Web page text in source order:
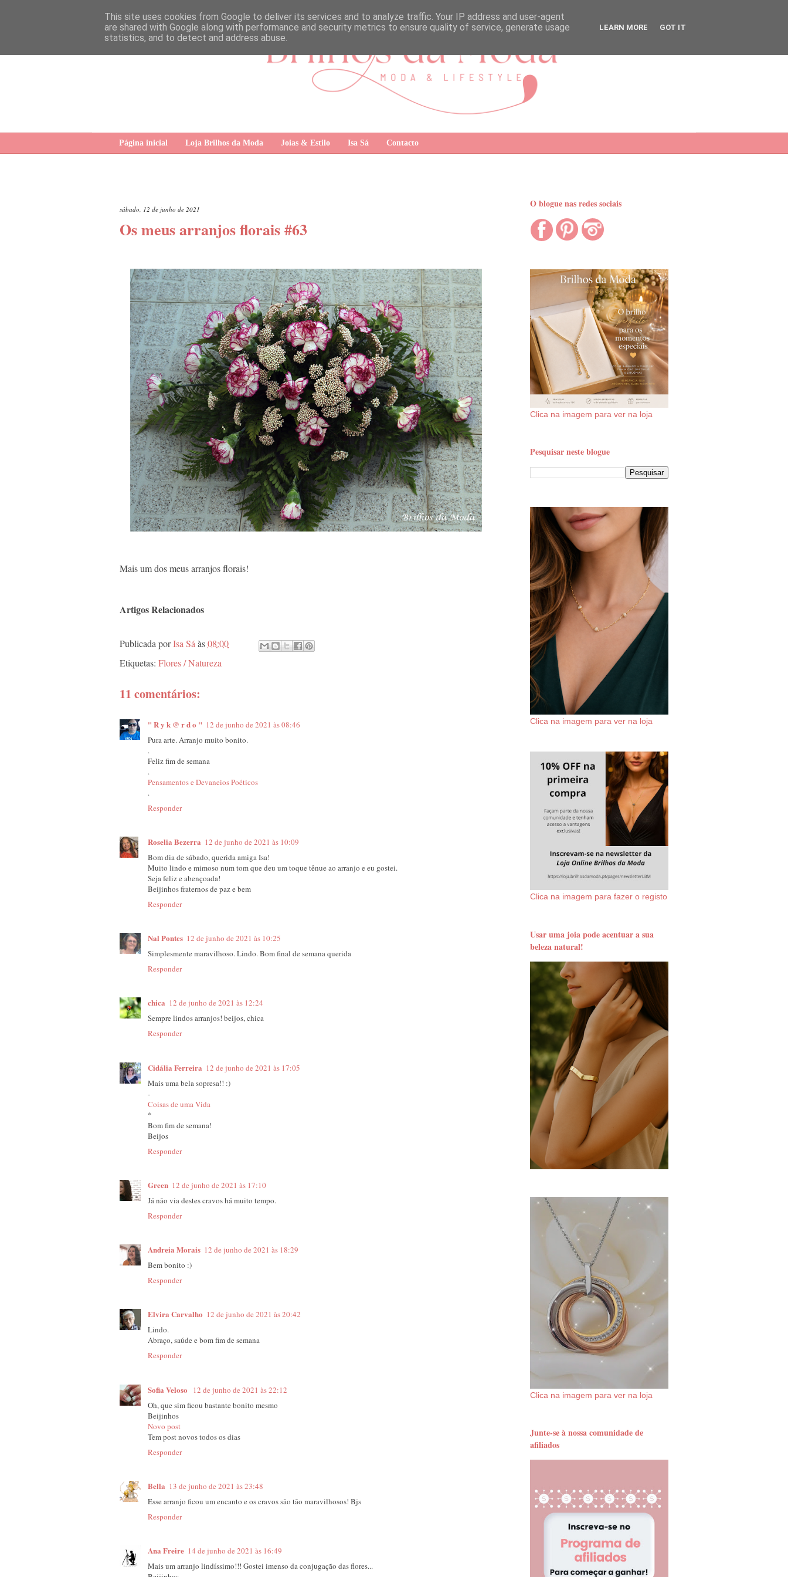
Página inicial Loja Brilhos da Moda Joias & Estilo Isa Sá Contacto
sábado, 12 de junho de 2021
Os meus arranjos florais #63
Mais um dos meus arranjos florais!
Artigos Relacionados
Publicada porIsa Sá às08:00
Etiquetas: Flores / Natureza
11 comentários:
" R y k @ r d o " 12 de junho de 2021 às 08:46
Pura arte. Arranjo muito bonito.
.
Feliz fim de semana
.
Pensamentos e Devaneios Poéticos
.
Responder
Roselia Bezerra 12 de junho de 2021 às 10:09
Bom dia de sábado, querida amiga Isa!
Muito lindo e mimoso num tom que deu um toque tênue ao arranjo e eu gostei.
Seja feliz e abençoada!
Beijinhos fraternos de paz e bem
Responder
Nal Pontes 12 de junho de 2021 às 10:25
Simplesmente maravilhoso. Lindo. Bom final de semana querida
Responder
chica 12 de junho de 2021 às 12:24
Sempre lindos arranjos! beijos, chica
Responder
Cidália Ferreira 12 de junho de 2021 às 17:05
Mais uma bela sopresa!! :)
-
Coisas de uma Vida
*
Bom fim de semana!
Beijos
Responder
Green 12 de junho de 2021 às 17:10
Já não via destes cravos há muito tempo.
Responder
Andreia Morais 12 de junho de 2021 às 18:29
Bem bonito :)
Responder
Elvira Carvalho 12 de junho de 2021 às 20:42
Lindo.
Abraço, saúde e bom fim de semana
Responder
Sofia Veloso
12 de junho de 2021 às 22:12
Oh, que sim ficou bastante bonito mesmo
Beijinhos
Novo post
Tem post novos todos os dias
Responder
Bella 13 de junho de 2021 às 23:48
Esse arranjo ficou um encanto e os cravos são tão maravilhosos! Bjs
Responder
Ana Freire 14 de junho de 2021 às 16:49
Mais um arranjo lindíssimo!!! Gostei imenso da conjugação das flores...
O blogue nas redes sociais
Clica na imagem para ver na loja
Pesquisar neste blogue
Clica na imagem para ver na loja
Clica na imagem para fazer o registo
Usar uma joia pode acentuar a sua
beleza natural!
Clica na imagem para ver na loja
Junte-se à nossa comunidade de
afiliados
This site uses cookies from Google to deliver its services and to analyze traffic. Your IP address and user-agent
are shared with Google along with performance and security metrics to ensure quality of service, generate usage
statistics, and to detect and address abuse.
LEARN MORE GOT IT